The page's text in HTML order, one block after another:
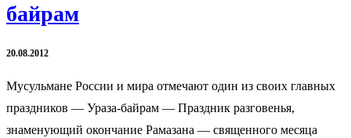
байрам
20.08.2012
Мусульмане России и мира отмечают один из своих главных
праздников — Ураза-байрам — Праздник разговенья,
знаменующий окончание Рамазана — священного месяца